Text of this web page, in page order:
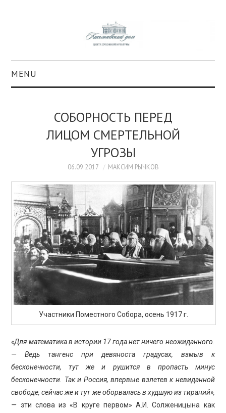
MENU
КОЛЛЕКЦИИ
ОБРАЗОВАНИЕ
ПРОСВЕЩЕНИЕ
СОБОРНОСТЬ ПЕРЕД
ЛИЦОМ СМЕРТЕЛЬНОЙ
УГРОЗЫ
06.09.2017 МАКСИМ РЫЧКОВ
Участники Поместного Собора, осень 1917 г.
«Для математика в истории 17 года нет ничего неожиданного.
— Ведь тангенс при девяноста градусах, взмыв к
бесконечности, тут же и рушится в пропасть минус
бесконечности. Так и Россия, впервые взлетев к невиданной
свободе, сейчас же и тут же оборвалась в худшую из тираний»,
— эти слова из «В круге первом» А.И. Солженицына как